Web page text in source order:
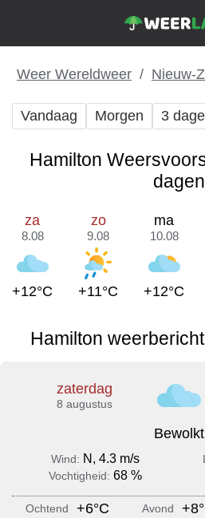
Weer Wereldweer Nieuw-
Vandaag Morgen 3
Hamilton
dagen
za
8.08
+12°C
zo
9.08
+11°C
ma
10.08
+12°C
Hamilton
zaterdag
8 augustus
Bewolkt
Wind: N, 4.3 m/s
Vochtigheid: 68 %
Ochtend +6°C Avond